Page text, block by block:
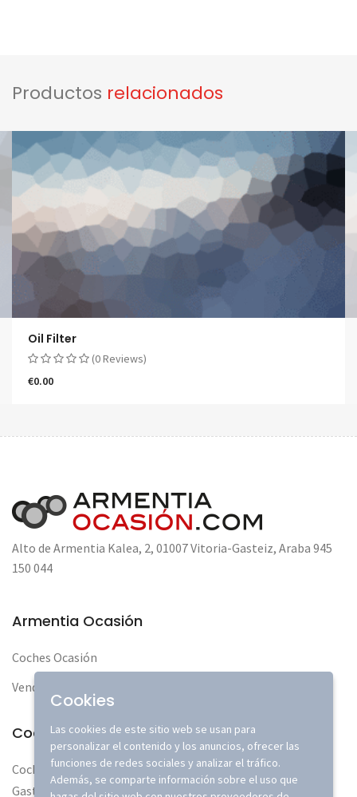
Productos relacionados
Oil Filter
(0 Reviews)
€0.00
Alto de Armentia Kalea, 2, 01007 Vitoria-Gasteiz, Araba 945
150 044
Armentia Ocasión
Coches Ocasión
Vende tu coche
Coches de segunda mano y Km0
Coches de segunda mano, km0 y de gerencia en Vitoria-
Gasteiz, con las mejores garantías y al mejor precio.
Cookies
Las cookies de este sitio web se usan para
personalizar el contenido y los anuncios, ofrecer las
funciones de redes sociales y analizar el tráfico.
Además, se comparte información sobre el uso que